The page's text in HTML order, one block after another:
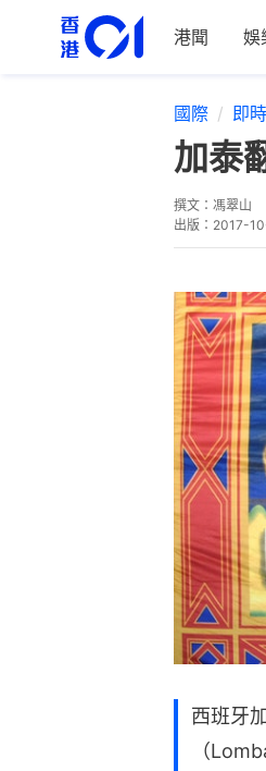
港聞 娛
國際 即
加泰
撰文： 馮翠山
出版： 2017-
西班牙
（